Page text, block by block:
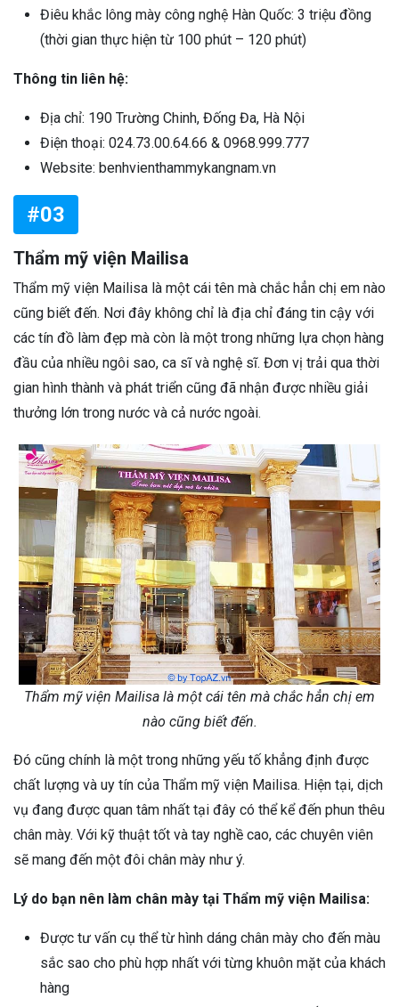
Điêu khắc lông mày công nghệ Hàn Quốc: 3 triệu đồng
(thời gian thực hiện từ 100 phút – 120 phút)
Thông tin liên hệ:
Địa chỉ: 190 Trường Chinh, Đống Đa, Hà Nội
Điện thoại: 024.73.00.64.66 & 0968.999.777
Website: benhvienthammykangnam.vn
#03
Thẩm mỹ viện Mailisa
Thẩm mỹ viện Mailisa là một cái tên mà chắc hẳn chị em nào
cũng biết đến. Nơi đây không chỉ là địa chỉ đáng tin cậy với
các tín đồ làm đẹp mà còn là một trong những lựa chọn hàng
đầu của nhiều ngôi sao, ca sĩ và nghệ sĩ. Đơn vị trải qua thời
gian hình thành và phát triển cũng đã nhận được nhiều giải
thưởng lớn trong nước và cả nước ngoài.
Thẩm mỹ viện Mailisa là một cái tên mà chắc hẳn chị em
nào cũng biết đến.
Đó cũng chính là một trong những yếu tố khẳng định được
chất lượng và uy tín của Thẩm mỹ viện Mailisa. Hiện tại, dịch
vụ đang được quan tâm nhất tại đây có thể kể đến phun thêu
chân mày. Với kỹ thuật tốt và tay nghề cao, các chuyên viên
sẽ mang đến một đôi chân mày như ý.
Lý do bạn nên làm chân mày tại Thẩm mỹ viện Mailisa:
Được tư vấn cụ thể từ hình dáng chân mày cho đến màu
sắc sao cho phù hợp nhất với từng khuôn mặt của khách
hàng